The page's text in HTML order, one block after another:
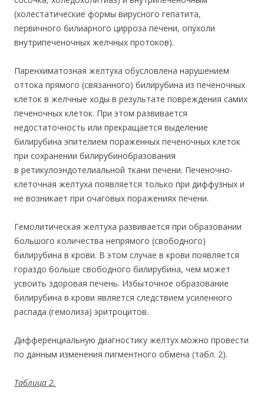
(холестатические формы вирусного гепатита,
первичного билиарного цирроза печени, опухоли
внутрипеченочных желчных протоков).
Паренхиматозная желтуха обусловлена нарушением
оттока прямого (связанного) билирубина из печеночных
клеток в желчные ходы в результате повреждения самих
печеночных клеток. При этом развивается
недостаточность или прекращается выделение
билирубина эпителием пораженных печеночных клеток
при сохранении билирубинобразования
в ретикулоэндотелиальной ткани печени. Печеночно-
клеточная желтуха появляется только при диффузных и
не возникает при очаговых поражениях печени.
Гемолитическая желтуха развивается при образовании
большого количества непрямого (свободного)
билирубина в крови. В этом случае в крови появляется
гораздо больше свободного билирубина, чем может
усвоить здоровая печень. Избыточное образование
билирубина в крови является следствием усиленного
распада (гемолиза) эритроцитов.
Дифференциальную диагностику желтух можно провести
по данным изменения пигментного обмена (табл. 2).
Таблица 2.